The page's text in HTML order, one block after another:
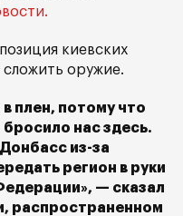
киевских
сложить оружие.
плен, потому что
нас здесь.
из-за
регион в руки
— сказал
распространенном